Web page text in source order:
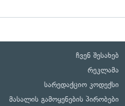
ჩვენ შესახებ
რეკლამა
სარედაქციო კოდექსი
მასალის გამოყენების პირობები